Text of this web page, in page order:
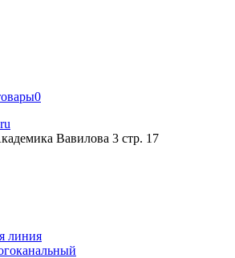
0
Вавилова 3 стр. 17
линия